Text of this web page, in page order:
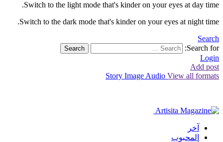
Switch to the light mode that's kinder on your eyes at day time.
Switch to the dark mode that's kinder on your eyes at night time.
Search
Search for:
Search
Login
Add post
Story Image Audio View all formats
آخر
المحبوب